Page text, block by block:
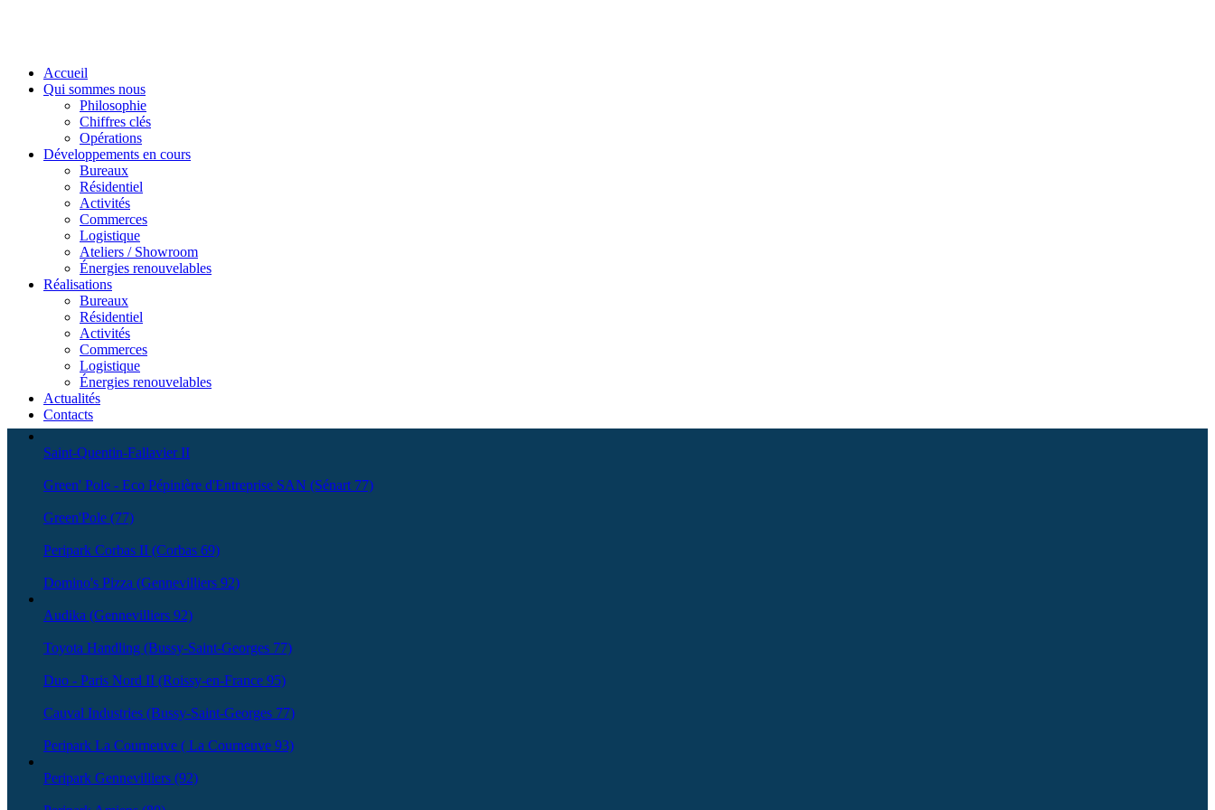
Accueil
Qui sommes nous
Philosophie
Chiffres clés
Opérations
Développements en cours
Bureaux
Résidentiel
Activités
Commerces
Logistique
Ateliers / Showroom
Énergies renouvelables
Réalisations
Bureaux
Résidentiel
Activités
Commerces
Logistique
Énergies renouvelables
Actualités
Contacts
Saint-Quentin-Fallavier II
Green' Pole - Eco Pépinière d'Entreprise SAN (Sénart 77)
Green'Pole (77)
Peripark Corbas II (Corbas 69)
Domino's Pizza (Gennevilliers 92)
Audika (Gennevilliers 92)
Toyota Handling (Bussy-Saint-Georges 77)
Duo - Paris Nord II (Roissy-en-France 95)
Cauval Industries (Bussy-Saint-Georges 77)
Peripark La Courneuve ( La Courneuve 93)
Peripark Gennevilliers (92)